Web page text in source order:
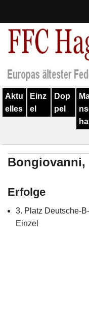
Termine
Verein
Geschichte
Training
Spieler
Kontakt
Links
Aktu
elles
Einz
el
Dop
pel
Bongiovanni,
Erfolge
3. Platz Deutsche-
Einzel